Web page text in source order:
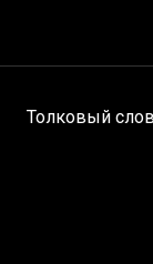
Толковый